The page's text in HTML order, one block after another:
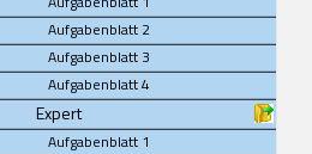
Aufgabenblatt 2
Aufgabenblatt 3
Aufgabenblatt 4
Expert
Aufgabenblatt 1